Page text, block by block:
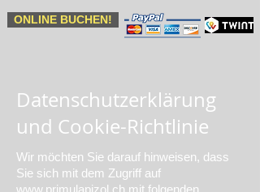
ONLINE BUCHEN!
Datenschutzerklärung
und Cookie-Richtlinie
Wir möchten Sie darauf hinweisen, dass
Sie sich mit dem Zugriff auf
www.primulapizol.ch mit folgenden